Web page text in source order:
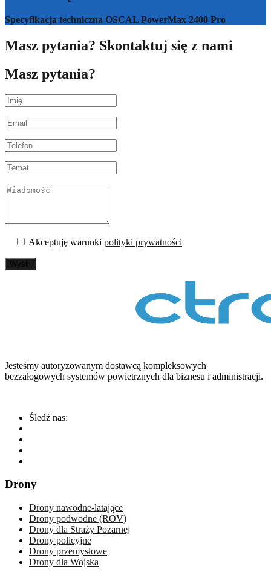
Specyfikacja techniczna OSCAL PowerMax 2400 Pro
Masz pytania? Skontaktuj się z nami
Masz pytania?
Akceptuję warunki polityki prywatności
Wyślij
Jesteśmy autoryzowanym dostawcą kompleksowych
bezzałogowych systemów powietrznych dla biznesu i administracji.
Śledź nas:
Drony
Drony nawodne-latające
Drony podwodne (ROV)
Drony dla Straży Pożarnej
Drony policyjne
Drony przemysłowe
Drony dla Wojska